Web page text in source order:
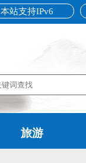
本站支持IPv6
旅游